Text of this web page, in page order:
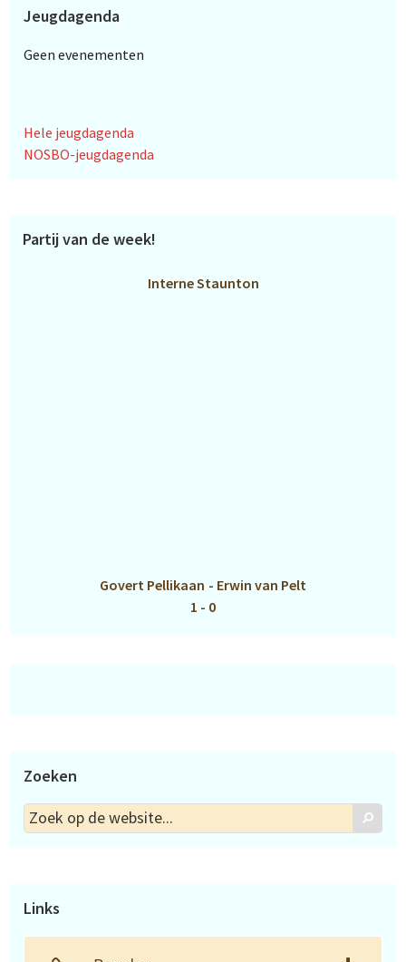
Jeugdagenda
Geen evenementen
Hele jeugdagenda
NOSBO-jeugdagenda
Partij van de week!
Interne Staunton
Govert Pellikaan - Erwin van Pelt
1 - 0
Zoeken
Zoek
op
Zoek
Links